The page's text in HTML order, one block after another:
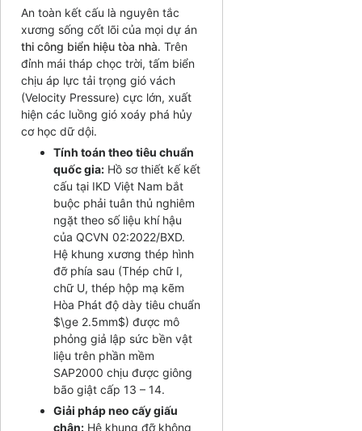
An toàn kết cấu là nguyên tắc
xương sống cốt lõi của mọi dự án
thi công biển hiệu tòa nhà. Trên
đỉnh mái tháp chọc trời, tấm biển
chịu áp lực tải trọng gió vách
(Velocity Pressure) cực lớn, xuất
hiện các luồng gió xoáy phá hủy
cơ học dữ dội.
Tính toán theo tiêu chuẩn
quốc gia: Hồ sơ thiết kế kết
cấu tại IKD Việt Nam bắt
buộc phải tuân thủ nghiêm
ngặt theo số liệu khí hậu
của QCVN 02:2022/BXD.
Hệ khung xương thép hình
đỡ phía sau (Thép chữ I,
chữ U, thép hộp mạ kẽm
Hòa Phát độ dày tiêu chuẩn
$\ge 2.5mm$) được mô
phỏng giả lập sức bền vật
liệu trên phần mềm
SAP2000 chịu được giông
bão giật cấp 13 – 14.
Giải pháp neo cấy giấu
chân: Hệ khung đỡ không